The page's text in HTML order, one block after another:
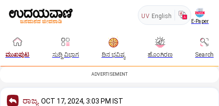
UV English
E-Paper
ಮುಖಪುಟ ಸುದ್ದಿ ವಿಭಾಗ ದಿನ ಭವಿಷ್ಯ ಹೊಂಗಿರಣ Search
ADVERTISEMENT
ರಾಜ್ಯ OCT 17, 2024, 3:03 PM IST